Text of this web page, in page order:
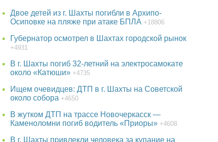
Двое детей из г. Шахты погибли в Архипо-
Осиповке на пляже при атаке БПЛА +18806
Губернатор осмотрел в Шахтах городской рынок
+4931
В г. Шахты погиб 32-летний на электросамокате
около «Катюши» +4735
Ищем очевидцев: ДТП в г. Шахты на Советской
около собора +4650
В жутком ДТП на трассе Новочеркасск —
Каменоломни погиб водитель «Приоры» +4608
В г. Шахты привлекли человека за купание на